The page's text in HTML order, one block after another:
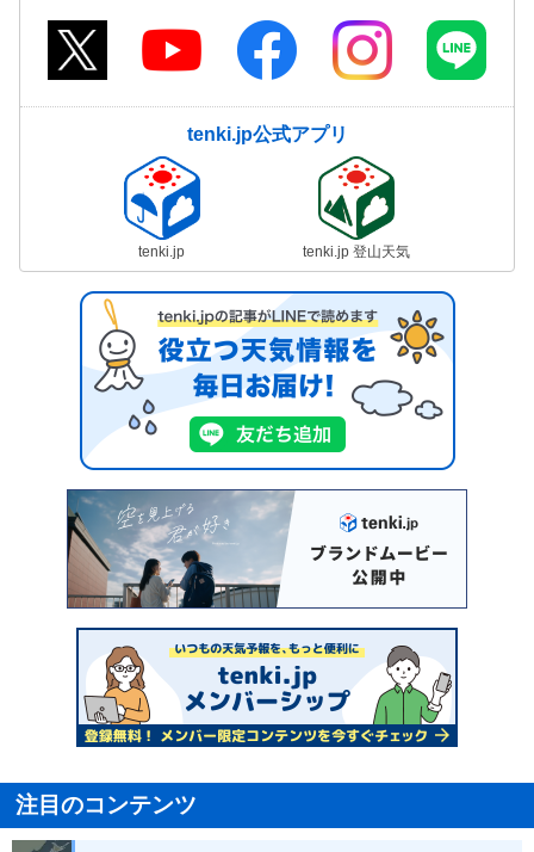
tenki.jp公式アプリ
tenki.jp tenki.jp 登山天気
注目のコンテンツ